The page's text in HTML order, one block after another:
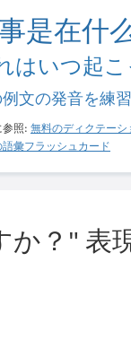
是在什
はいつ起
例文の発音を練
参照: 無料のディクテーシ
語彙フラッシュカード
か？" 表